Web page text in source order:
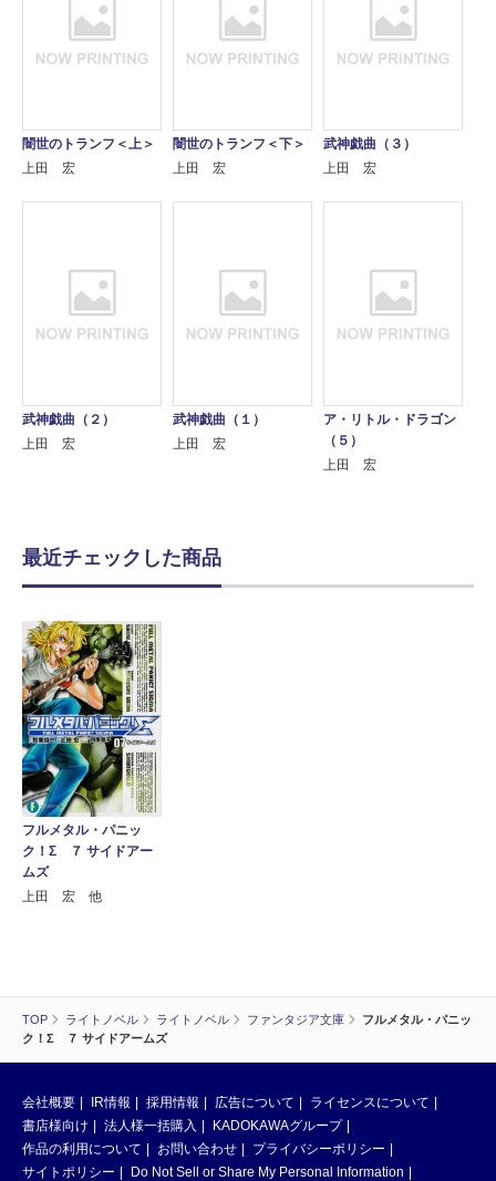
TOP ライトノベル ライトノベル ファンタジア文庫
フルメタル・パニッ
ク！Σ ７ サイドアームズ
闇世のトランフ＜上＞
上田 宏
闇世のトランフ＜下＞
上田 宏
武神戯曲（３）
上田 宏
武神戯曲（２）
上田 宏
武神戯曲（１）
上田 宏
ア・リトル・ドラゴン
（５）
上田 宏
最近チェックした商品
フルメタル・パニッ
ク！Σ ７ サイドアー
ムズ
上田 宏 他
会社概要 IR情報 採用情報 広告について
ライセンスについて
書店様向け
法人様一括購入
KADOKAWAグループ
作品の利用について
お問い合わせ
プライバシーポリシー
サイトポリシー
Do Not Sell or Share My Personal Information